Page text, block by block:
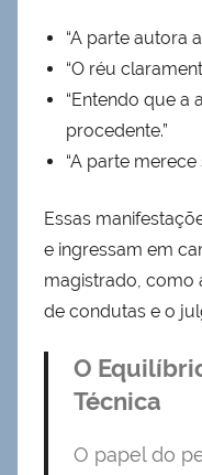
“A parte autora
“O réu
“Entendo que a
procedente.”
“A parte merece
Essas
e ingressam em
magistrado, como
de condutas e o
O
Técnica
O papel do